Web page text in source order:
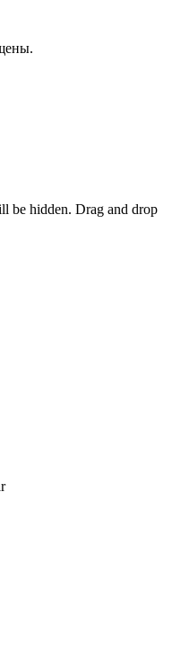
be hidden. Drag and drop